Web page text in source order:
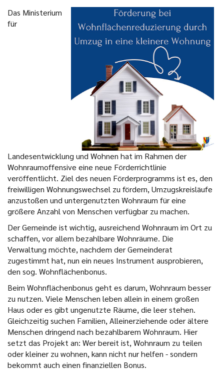
Das Ministerium
für
Landesentwicklung und Wohnen hat im Rahmen der
Wohnraumoffensive eine neue Förderrichtlinie
veröffentlicht. Ziel des neuen Förderprogramms ist es, den
freiwilligen Wohnungswechsel zu fördern, Umzugskreisläufe
anzustoßen und untergenutzten Wohnraum für eine
größere Anzahl von Menschen verfügbar zu machen.
Der Gemeinde ist wichtig, ausreichend Wohnraum im Ort zu
schaffen, vor allem bezahlbare Wohnräume. Die
Verwaltung möchte, nachdem der Gemeinderat
zugestimmt hat, nun ein neues Instrument ausprobieren,
den sog. Wohnflächenbonus.
Beim Wohnflächenbonus geht es darum, Wohnraum besser
zu nutzen. Viele Menschen leben allein in einem großen
Haus oder es gibt ungenutzte Räume, die leer stehen.
Gleichzeitig suchen Familien, Alleinerziehende oder ältere
Menschen dringend nach bezahlbarem Wohnraum. Hier
setzt das Projekt an: Wer bereit ist, Wohnraum zu teilen
oder kleiner zu wohnen, kann nicht nur helfen - sondern
bekommt auch einen finanziellen Bonus.